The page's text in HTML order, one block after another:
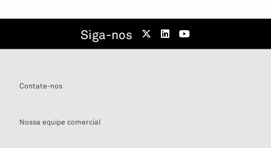
Siga-nos
Contate-nos
Nossa equipe comercial